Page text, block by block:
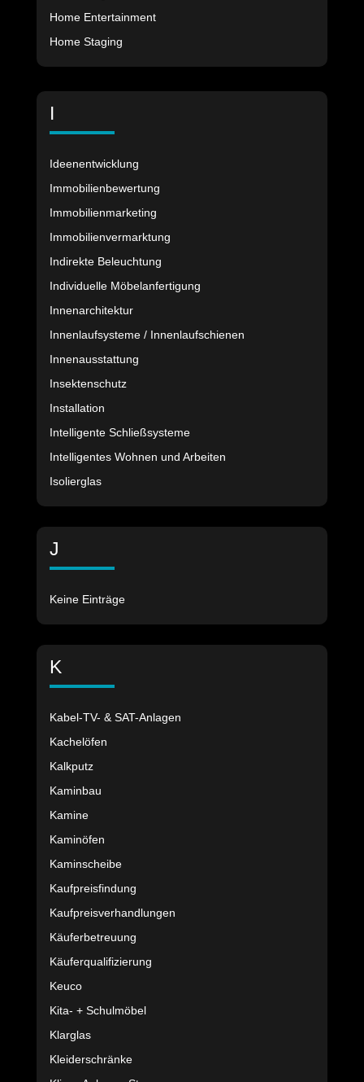
Home Entertainment
Home Staging
I
Ideenentwicklung
Immobilienbewertung
Immobilienmarketing
Immobilienvermarktung
Indirekte Beleuchtung
Individuelle Möbelanfertigung
Innenarchitektur
Innenlaufsysteme / Innenlaufschienen
Innenausstattung
Insektenschutz
Installation
Intelligente Schließsysteme
Intelligentes Wohnen und Arbeiten
Isolierglas
J
Keine Einträge
K
Kabel-TV- & SAT-Anlagen
Kachelöfen
Kalkputz
Kaminbau
Kamine
Kaminöfen
Kaminscheibe
Kaufpreisfindung
Kaufpreisverhandlungen
Käuferbetreuung
Käuferqualifizierung
Keuco
Kita- + Schulmöbel
Klarglas
Kleiderschränke